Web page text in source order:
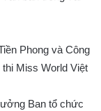
Phong và Công
Miss World Việt
Ban tổ chức